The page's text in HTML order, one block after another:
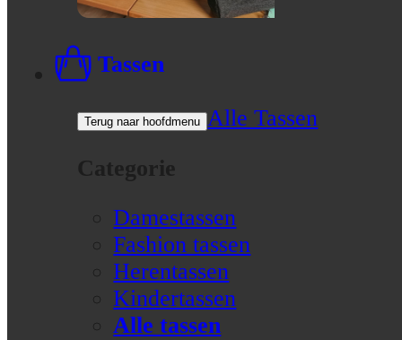
Tassen
Terug naar hoofdmenu Alle Tassen
Categorie
Damestassen
Fashion tassen
Herentassen
Kindertassen
Alle tassen